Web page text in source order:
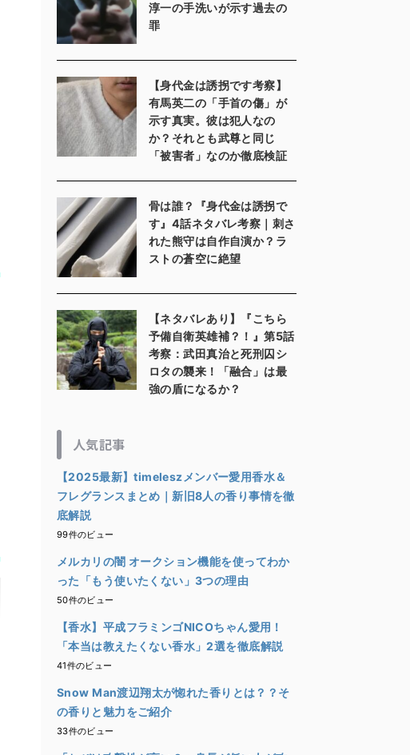
淳一の手洗いが示す過去の
罪
【身代金は誘拐です考察】
有馬英二の「手首の傷」が
示す真実。彼は犯人なの
か？それとも武尊と同じ
「被害者」なのか徹底検証
骨は誰？『身代金は誘拐で
す』4話ネタバレ考察｜刺さ
れた熊守は自作自演か？ラ
ストの蒼空に絶望
【ネタバレあり】『こちら
予備自衛英雄補？！』第5話
考察：武田真治と死刑囚シ
ロタの襲来！「融合」は最
強の盾になるか？
人気記事
【2025最新】timeleszメンバー愛用香水＆
フレグランスまとめ｜新旧8人の香り事情を徹
底解説
99件のビュー
メルカリの闇 オークション機能を使ってわか
った「もう使いたくない」3つの理由
50件のビュー
【香水】平成フラミンゴNICOちゃん愛用！
「本当は教えたくない香水」2選を徹底解説
41件のビュー
Snow Man渡辺翔太が惚れた香りとは？？そ
の香りと魅力をご紹介
33件のビュー